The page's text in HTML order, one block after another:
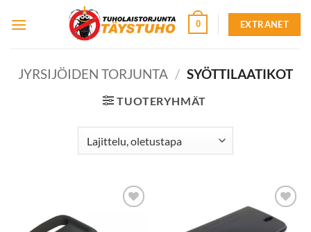
0 EXTRANET
JYRSIJÖIDEN TORJUNTA / SYÖTTILAATIKOT
TUOTERYHMÄT
Lisää
toivelistalle